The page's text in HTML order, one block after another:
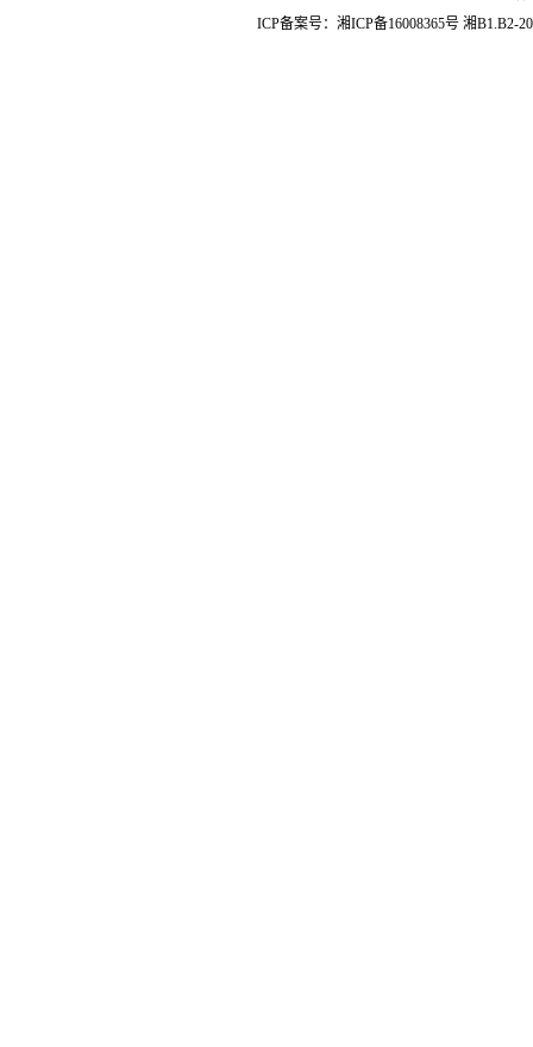
ICP备案号： 湘ICP备16008365号 湘B1.B2-